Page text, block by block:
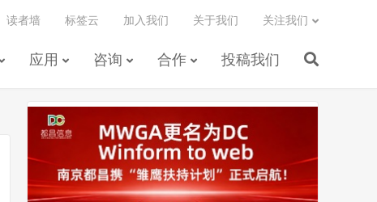
应用 咨询 合作 投稿我们
读者墙 标签云 加入我们 关于我们 关注我们